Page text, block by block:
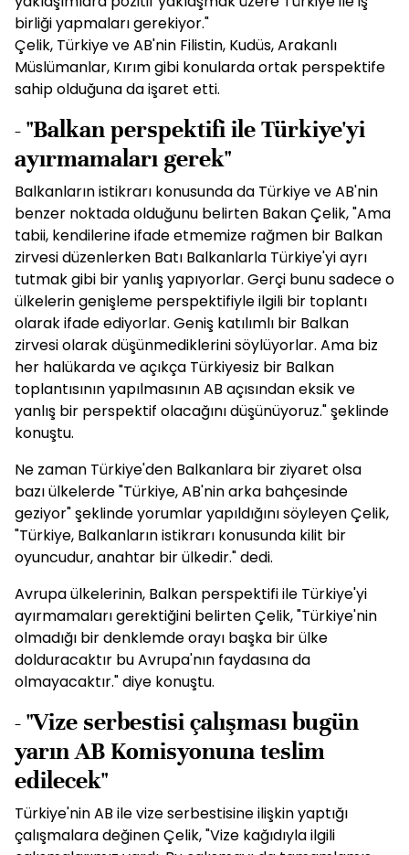
birliği yapmaları gerekiyor."
Çelik, Türkiye ve AB'nin Filistin, Kudüs, Arakanlı
Müslümanlar, Kırım gibi konularda ortak perspektife
sahip olduğuna da işaret etti.
- "Balkan perspektifi ile Türkiye'yi
ayırmamaları gerek"
Balkanların istikrarı konusunda da Türkiye ve AB'nin
benzer noktada olduğunu belirten Bakan Çelik, "Ama
tabii, kendilerine ifade etmemize rağmen bir Balkan
zirvesi düzenlerken Batı Balkanlarla Türkiye'yi ayrı
tutmak gibi bir yanlış yapıyorlar. Gerçi bunu sadece o
ülkelerin genişleme perspektifiyle ilgili bir toplantı
olarak ifade ediyorlar. Geniş katılımlı bir Balkan
zirvesi olarak düşünmediklerini söylüyorlar. Ama biz
her halükarda ve açıkça Türkiyesiz bir Balkan
toplantısının yapılmasının AB açısından eksik ve
yanlış bir perspektif olacağını düşünüyoruz." şeklinde
konuştu.
Ne zaman Türkiye'den Balkanlara bir ziyaret olsa
bazı ülkelerde "Türkiye, AB'nin arka bahçesinde
geziyor" şeklinde yorumlar yapıldığını söyleyen Çelik,
"Türkiye, Balkanların istikrarı konusunda kilit bir
oyuncudur, anahtar bir ülkedir." dedi.
Avrupa ülkelerinin, Balkan perspektifi ile Türkiye'yi
ayırmamaları gerektiğini belirten Çelik, "Türkiye'nin
olmadığı bir denklemde orayı başka bir ülke
dolduracaktır bu Avrupa'nın faydasına da
olmayacaktır." diye konuştu.
- "Vize serbestisi çalışması bugün
yarın AB Komisyonuna teslim
edilecek"
Türkiye'nin AB ile vize serbestisine ilişkin yaptığı
çalışmalara değinen Çelik, "Vize kağıdıyla ilgili